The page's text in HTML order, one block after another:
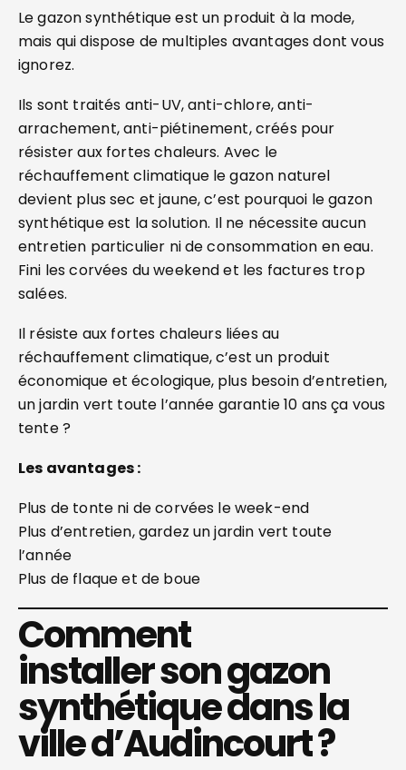
Le gazon synthétique est un produit à la mode,
mais qui dispose de multiples avantages dont vous
ignorez.
Ils sont traités anti-UV, anti-chlore, anti-
arrachement, anti-piétinement, créés pour
résister aux fortes chaleurs. Avec le
réchauffement climatique le gazon naturel
devient plus sec et jaune, c’est pourquoi le gazon
synthétique est la solution. Il ne nécessite aucun
entretien particulier ni de consommation en eau.
Fini les corvées du weekend et les factures trop
salées.
Il résiste aux fortes chaleurs liées au
réchauffement climatique, c’est un produit
économique et écologique, plus besoin d’entretien,
un jardin vert toute l’année garantie 10 ans ça vous
tente ?
Les avantages :
Plus de tonte ni de corvées le week-end
Plus d’entretien, gardez un jardin vert toute
l’année
Plus de flaque et de boue
Comment
installer son gazon
synthétique dans la
ville d’Audincourt ?